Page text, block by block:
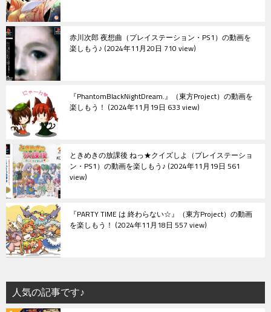
赤川次郎 夜想曲（プレイステーション・PS1）の動画を
楽しもう♪ 2024年11月20日 710 view
『PhantomBlackNightDream.』（東方Project）の動画を
楽しもう！ 2024年11月19日 633 view
ときめきの放課後 ねっ★クイズしよ（プレイステーショ
ン・PS1）の動画を楽しもう♪ 2024年11月19日 561
view
『PARTY TIME は 終わらない☆』（東方Project）の動画
を楽しもう！ 2024年11月18日 557 view
人気の記事です♪